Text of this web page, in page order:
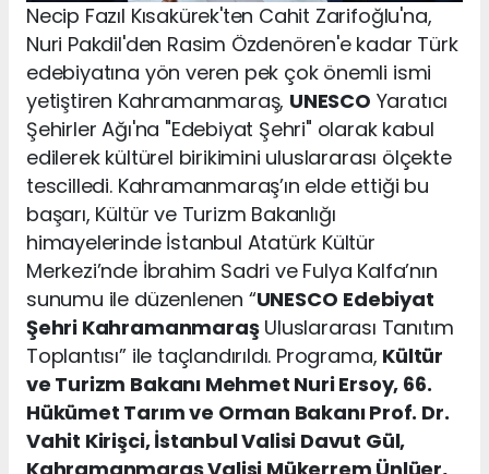
Necip Fazıl Kısakürek'ten Cahit Zarifoğlu'na,
Nuri Pakdil'den Rasim Özdenören'e kadar Türk
edebiyatına yön veren pek çok önemli ismi
yetiştiren Kahramanmaraş, UNESCO Yaratıcı
Şehirler Ağı'na "Edebiyat Şehri" olarak kabul
edilerek kültürel birikimini uluslararası ölçekte
tescilledi. Kahramanmaraş’ın elde ettiği bu
başarı, Kültür ve Turizm Bakanlığı
himayelerinde İstanbul Atatürk Kültür
Merkezi’nde İbrahim Sadri ve Fulya Kalfa’nın
sunumu ile düzenlenen “UNESCO Edebiyat
Şehri KahramanmaraşUluslararası Tanıtım
Toplantısı” ile taçlandırıldı. Programa, Kültür
ve Turizm Bakanı Mehmet Nuri Ersoy, 66.
Hükümet Tarım ve Orman Bakanı Prof. Dr.
Vahit Kirişci, İstanbul Valisi Davut Gül,